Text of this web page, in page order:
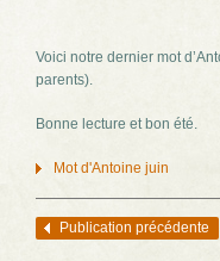
Voici notre dernier mot
parents).
Bonne lecture et bon été.
Mot d'Antoine juin
Navigation des articles
Publication précédente